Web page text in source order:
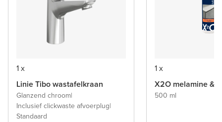
1 x
Linie Tibo wastafelkraan
Glanzend chroom|
Inclusief clickwaste afvoerplug|
Standaard
1 x
X2O melamine &
500 ml